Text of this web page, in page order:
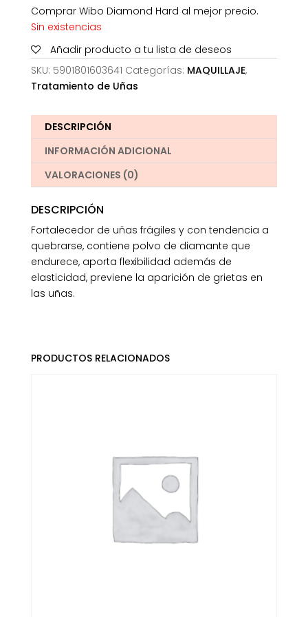
Comprar Wibo Diamond Hard al mejor precio.
Sin existencias
Añadir producto a tu lista de deseos
SKU: 5901801603641 Categorías: MAQUILLAJE,
Tratamiento de Uñas
DESCRIPCIÓN
INFORMACIÓN ADICIONAL
VALORACIONES (0)
DESCRIPCIÓN
Fortalecedor de uñas frágiles y con tendencia a
quebrarse, contiene polvo de diamante que
endurece, aporta flexibilidad además de
elasticidad, previene la aparición de grietas en
las uñas.
PRODUCTOS RELACIONADOS